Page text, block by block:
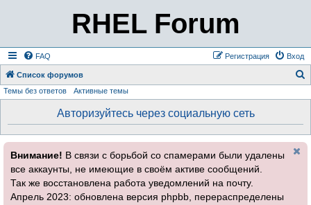
RHEL Forum
FAQ Вход
Регистрация
Список форумов
Темы без ответов Активные темы
Авторизуйтесь через социальную сеть
Внимание! В связи с борьбой со спамерами были удалены
все аккаунты, не имеющие в своём активе сообщений.
Так же восстановлена работа уведомлений на почту.
Апрель 2023: обновлена версия phpbb, перераспределены